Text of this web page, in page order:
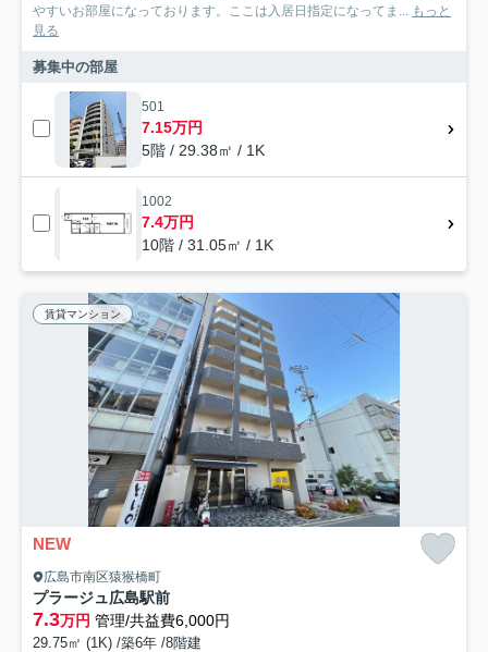
やすいお部屋になっております。ここは入居日指定になってま... もっと
見る
募集中の部屋
501
7.15万円
5階 / 29.38㎡ / 1K
1002
7.4万円
10階 / 31.05㎡ / 1K
賃貸マンション
NEW
広島市南区猿猴橋町
プラージュ広島駅前
7.3万円 管理/共益費6,000円
29.75㎡ (1K) /築6年 /8階建